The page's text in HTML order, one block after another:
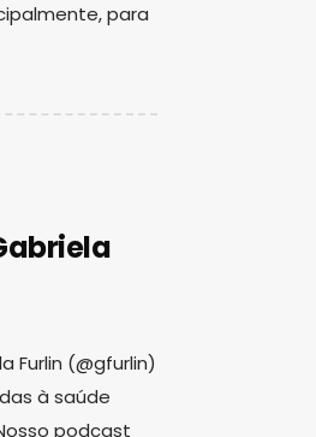
para
Furlin (@gfurlin)
à saúde
podcast